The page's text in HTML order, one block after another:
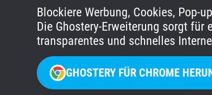
Blockiere Werbung, Cookies, Pop-
Die Ghostery-Erweiterung sorgt für
transparentes und schnelles
GHOSTERY FÜR CHROME